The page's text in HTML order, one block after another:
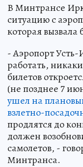
В Минтрансе
ситуацию с
которая вызвала
- Аэропорт
работать,
билетов
(не позднее 7
ушел на
взлетно-
продлятся до
должен
самолетов, -
Минтранса.